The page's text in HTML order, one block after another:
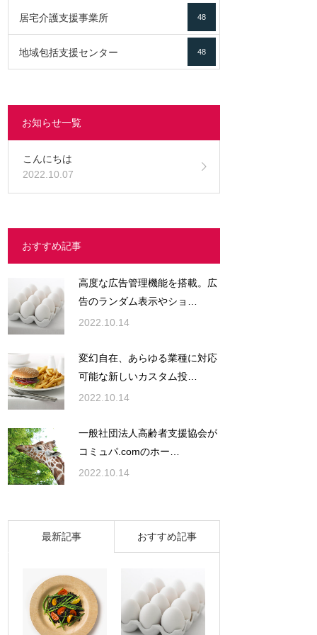
居宅介護支援事業所 48
地域包括支援センター 48
お知らせ一覧
こんにちは
2022.10.07
おすすめ記事
高度な広告管理機能を搭載。広
告のランダム表示やショ…
2022.10.14
変幻自在、あらゆる業種に対応
可能な新しいカスタム投…
2022.10.14
一般社団法人高齢者支援協会が
コミュパ.comのホー…
2022.10.14
最新記事 おすすめ記事